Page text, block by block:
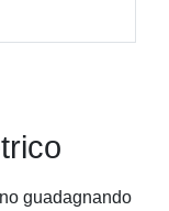
guadagnando